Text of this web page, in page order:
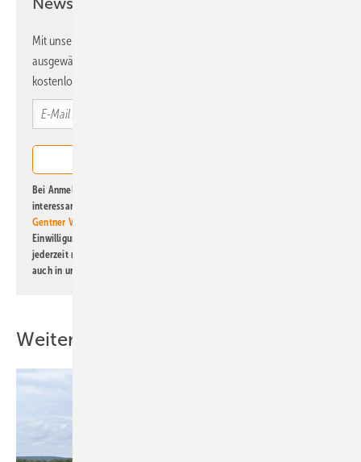
Mit unserem Newsletter erhalten Sie regelmäßig von uns
ausgewählte Informationen und Neuigkeiten, gebündelt und
kostenlos direkt ins Postfach.
Bei Anmeldung zu diesem Newsletter bin ich damit einverstanden, über
interessante Verlags- und Online-Angebote
Gentner Verlag GmbH & Co. KG
Einwilligung kann ich jederzeit widerrufen und eine Abmeldung ist
jederzeit möglich. Informationen zum Umgang mit Daten finden Sie
auch in unserer
Weitere Inhalte